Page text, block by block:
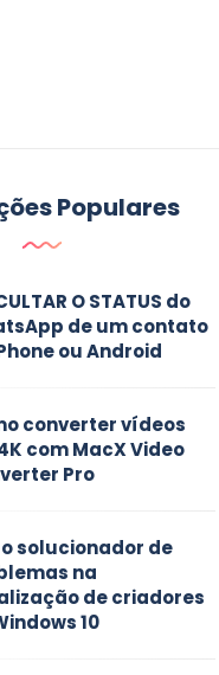
Populares
O STATUS do
de um contato
ou Android
converter vídeos
com MacX Video
Pro
o solucionador de
na
de criadores
10